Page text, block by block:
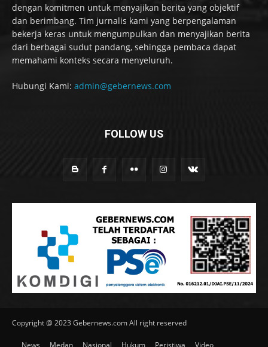
dengan komitmen untuk menyajikan berita yang objektif
dan berimbang. Tim jurnalis kami yang berpengalaman
bekerja keras untuk mengumpulkan dan menyajikan berita
dari berbagai sudut pandang, sehingga pembaca dapat
memahami konteks secara menyeluruh.
Hubungi Kami: admin@gebernews.com
FOLLOW US
Copyright @ 2023 Gebernews.com All right reserved
News Medan Nasional Hukum Peristiwa Video